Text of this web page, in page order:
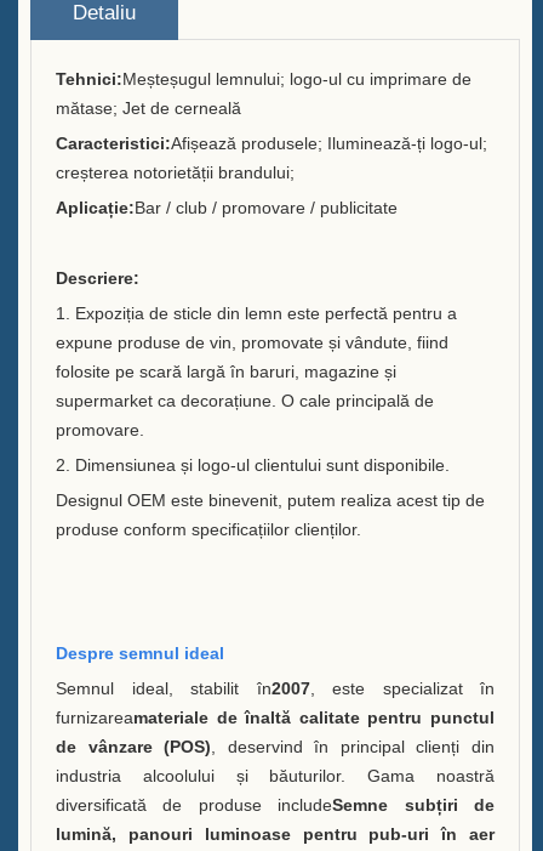
Cine suntem noi
Serviciu
Sustenabilitate
Catalog
Caz
Găleată cu gheață cu LED cu
cutie E
Răcitor de gheață cu rulare
Întrebări frecvente
Contactează-ne
Detaliu
Tehnici:Meșteșugul lemnului; logo-ul cu imprimare de
mătase; Jet de cerneală
Caracteristici:Afișează produsele; Iluminează-ți logo-ul;
creșterea notorietății brandului;
Aplicație:Bar / club / promovare / publicitate
Descriere:
1. Expoziția de sticle din lemn este perfectă pentru a
expune produse de vin, promovate și vândute, fiind
folosite pe scară largă în baruri, magazine și
supermarket ca decorațiune. O cale principală de
promovare.
2. Dimensiunea și logo-ul clientului sunt disponibile.
Designul OEM este binevenit, putem realiza acest tip de
produse conform specificațiilor clienților.
Despre semnul ideal
Semnul ideal, stabilit în2007, este specializat în
furnizareamateriale de înaltă calitate pentru punctul
de vânzare (POS) , deservind în principal clienți din
industria alcoolului și băuturilor. Gama noastră
diversificată de produse includeSemne subțiri de
lumină, panouri luminoase pentru pub-uri în aer